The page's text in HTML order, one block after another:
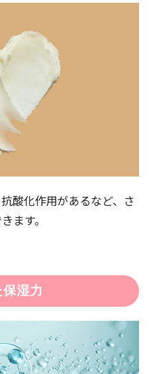
酸化作用があるなど、さ
ます。
湿力